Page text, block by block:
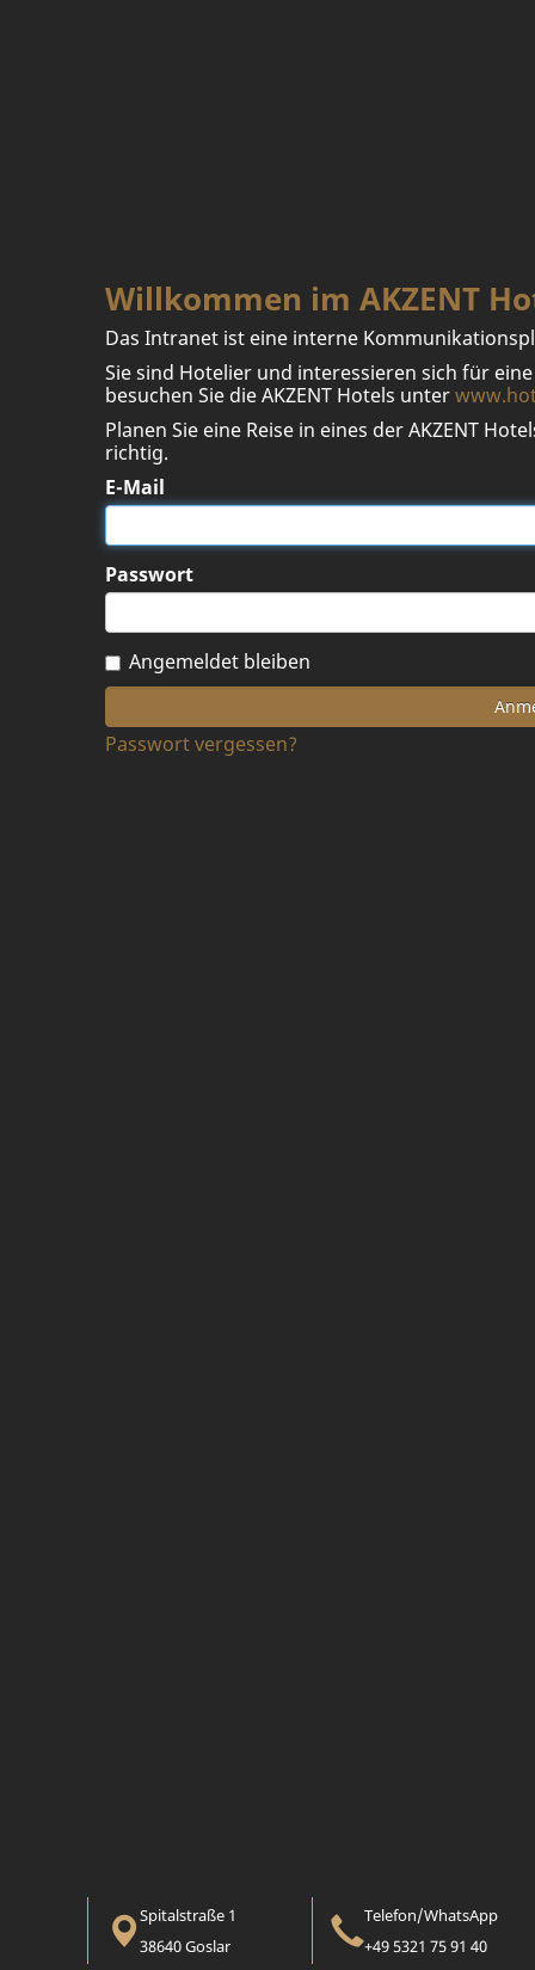
Willkommen im AKZENT
Das Intranet ist eine interne
Sie sind Hotelier und interessieren sich für
besuchen Sie die AKZENT Hotels unter
Planen Sie eine Reise in eines der AKZENT
richtig.
E-Mail
Passwort
Angemeldet bleiben
Passwort vergessen?
Spitalstraße 1
38640 Goslar
Telefon/WhatsApp
+49 5321 75 91 40